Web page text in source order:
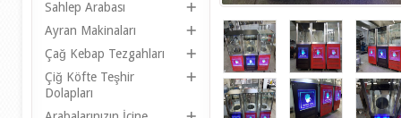
Sahlep Arabası
Ayran Makinaları
Çağ Kebap Tezgahları
Çiğ Köfte Teşhir
Dolapları